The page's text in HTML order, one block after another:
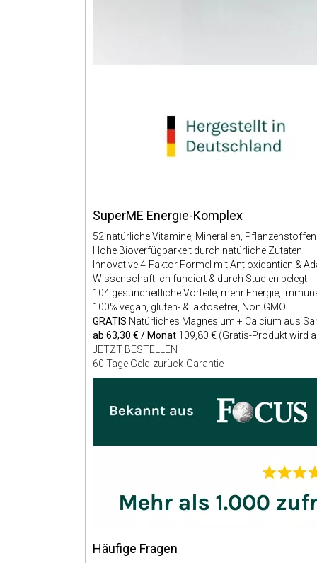
SuperME Energie-Komplex
52 natürliche Vitamine, Mineralien,
Hohe Bioverfügbarkeit durch natürliche Zutaten
Innovative 4-Faktor Formel mit Antioxidantien &
Wissenschaftlich fundiert & durch Studien belegt
104 gesundheitliche Vorteile, mehr Energie,
100% vegan, gluten- & laktosefrei, Non GMO
GRATIS Natürliches Magnesium + Calcium aus
ab 63,30 € / Monat 109,80 € (Gratis-Produkt wird
JETZT BESTELLEN
60 Tage Geld-zurück-Garantie
Häufige Fragen